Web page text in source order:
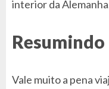
interior da
Resumindo
Vale muito a pena